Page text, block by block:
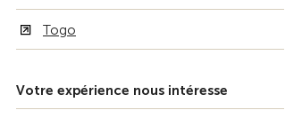
Togo
Votre expérience nous intéresse